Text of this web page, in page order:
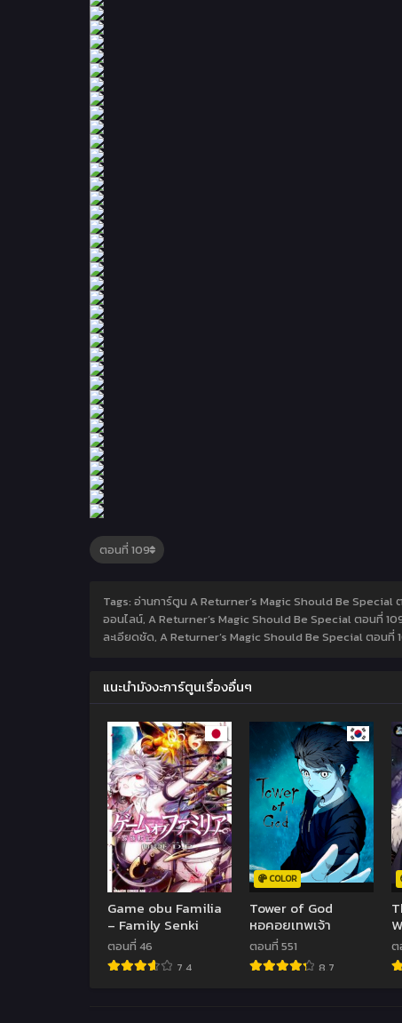
Tags: อ่านการ์ตูน A Returner’s Magic Should Be
ออนไลน์, A Returner’s Magic Should Be Special ตอนที่
ละเอียดชัด, A Returner’s Magic Should Be Special ตอนที่
แนะนำมังงะการ์ตูนเรื่องอื่นๆ
Game obu Familia
– Family Senki
ตอนที่ 46
7.4
COLOR
Tower of God
หอคอยเทพเจ้า
ตอนที่ 551
8.7
ต